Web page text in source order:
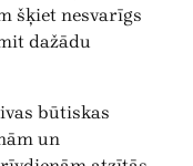
šķiet nesvarīgs
dažādu
būtiskas
un